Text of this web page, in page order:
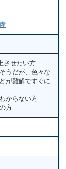
させたい方
うだが、色々な
が難解ですぐに
からない方
方